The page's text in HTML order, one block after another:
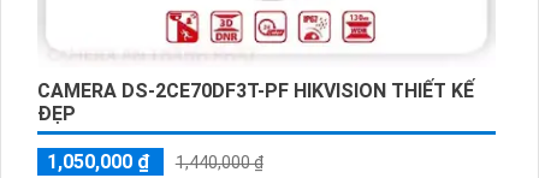
CAMERA DS-2CE70DF3T-PF HIKVISION THIẾT KẾ
ĐẸP
1,050,000 ₫
1,440,000 ₫